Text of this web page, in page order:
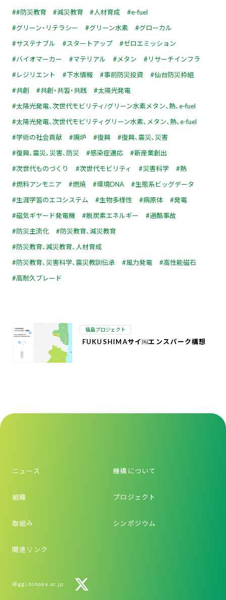
#防災教育 #減災教育 #人材育成
e-fuel
グリーン・リテラシー
グリーン水素
グローカル
サステナブル
スタートアップ
ゼロエミッション
バイオマーカー
マテリアル メタン
リサーチインフラ
レジリエント
下水情報 事前防災投資
仙台防災枠組
共創
共創・共習・共践
太陽光発電
太陽光発電、次世代モビリティ/グリーン水素メタン、熱、e-fuel
太陽光発電、次世代モビリティグリーン水素、メタン、熱、e-fuel
学術の社会貢献
廃炉 復興
復興、震災、災害
復興、震災、災害、防災
感染症適応
新産業創出
次世代ものづくり
次世代モビリティ 災害科学
熱
燃料アンモニア
燃焼 環境DNA
生態系ビッグデータ
生涯学習のエコシステム
生物多様性 病原体
発電
磁気ギヤード発電機
脱炭素エネルギー
過酷事故
防災主流化
防災教育、減災教育
防災教育、減災教育、人材育成
防災教育、災害科学、震災教訓伝承
風力発電
高性能磁石
高耐久ブレード
福島プロジェクト
FUKUSHIMAサイ￼エンスパーク構想
ニュース 機構について
組織 プロジェクト
取組み シンポジウム
関連リンク
＠ggi.tohoku.ac.jp